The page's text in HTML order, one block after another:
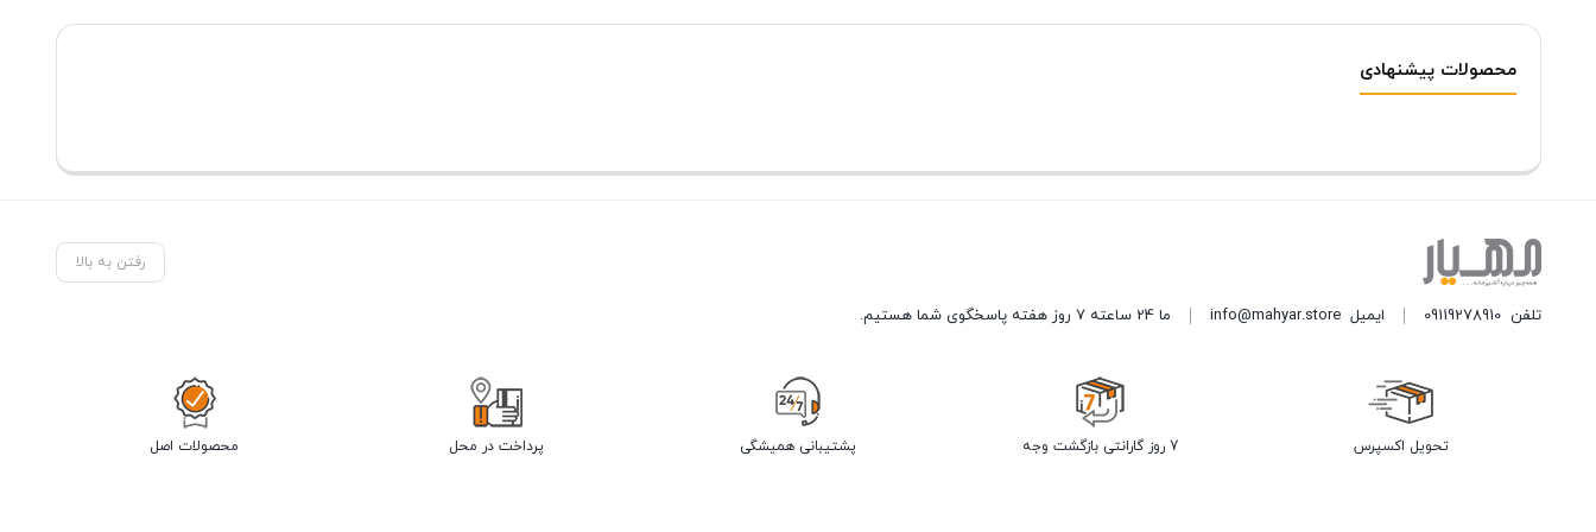
محصولات پیشنهادی
رفتن به بالا
تلفن09119278910 ایمیلinfo@mahyar.store ما 24 ساعته 7 روز هفته پاسخگوی شما هستیم.
تحویل اکسپرس 7 روز گارانتی بازگشت وجه پشتیبانی همیشگی پرداخت در محل محصولات اصل